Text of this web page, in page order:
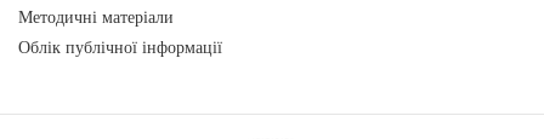
Методичні матеріали
Облік публічної інформації